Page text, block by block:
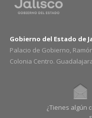
Gobierno del Estado de
Palacio de Gobierno,
Colonia Centro.
¿Tienes algún